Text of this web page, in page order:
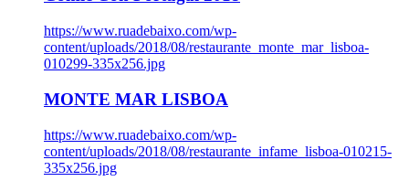
https://www.ruadebaixo.com/wp-
content/uploads/2018/08/restaurante_monte_mar_lisboa-
010299-335x256.jpg
MONTE MAR LISBOA
https://www.ruadebaixo.com/wp-
content/uploads/2018/08/restaurante_infame_lisboa-010215-
335x256.jpg